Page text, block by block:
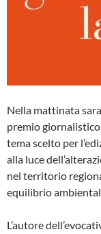
Nella mattinata
premio
tema scelto per
alla luce
nel territorio
equilibrio
L’autore